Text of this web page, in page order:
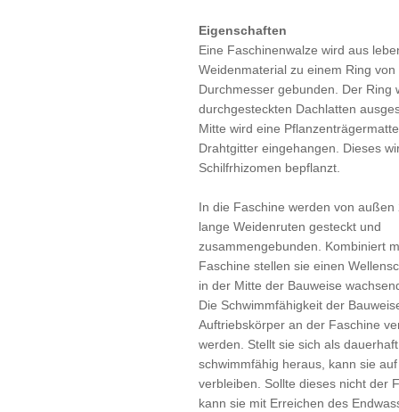
Eigenschaften
Eine Faschinenwalze wird aus
Weidenmaterial zu einem Ring von
Durchmesser gebunden. Der Ring
durchgesteckten Dachlatten
Mitte wird eine
Drahtgitter eingehangen. Dieses
Schilfrhizomen bepflanzt.
In die Faschine werden von außen
lange Weidenruten gesteckt und
zusammengebunden. Kombiniert
Faschine stellen sie einen
in der Mitte der Bauweise
Die Schwimmfähigkeit der
Auftriebskörper an der Faschine
werden. Stellt sie sich als dauerhaft
schwimmfähig heraus, kann sie
verbleiben. Sollte dieses nicht der
kann sie mit Erreichen des